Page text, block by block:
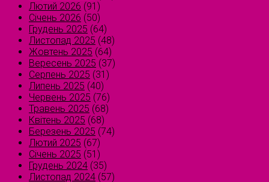
Лютий 2026 (91)
Січень 2026 (50)
Грудень 2025 (64)
Листопад 2025 (48)
Жовтень 2025 (64)
Вересень 2025 (37)
Серпень 2025 (31)
Липень 2025 (40)
Червень 2025 (76)
Травень 2025 (68)
Квітень 2025 (68)
Березень 2025 (74)
Лютий 2025 (67)
Січень 2025 (51)
Грудень 2024 (35)
Листопад 2024 (57)